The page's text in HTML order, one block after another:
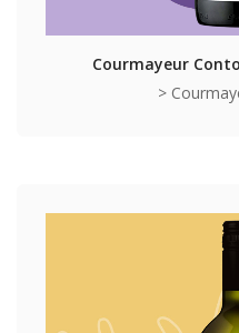
Courmayeur
>